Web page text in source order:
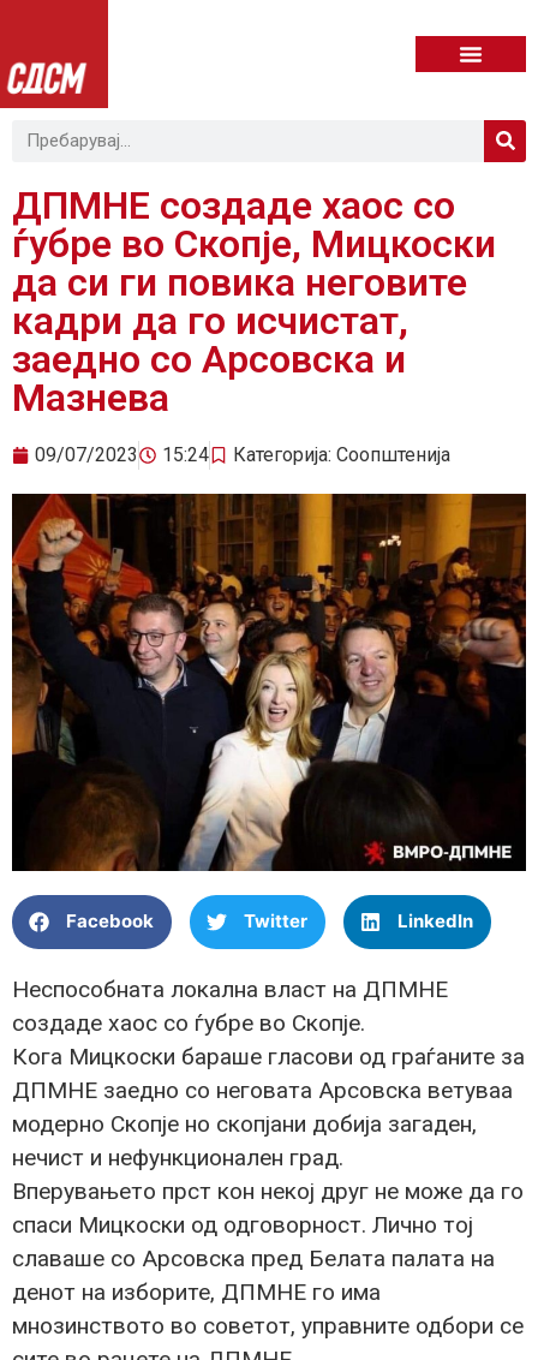
ДПМНЕ создаде хаос со
ѓубре во Скопје, Мицкоски
да си ги повика неговите
кадри да го исчистат,
заедно со Арсовска и
Мазнева
09/07/2023 15:24 Категорија: Соопштенија
Facebook Twitter LinkedIn
Неспособната локална власт на ДПМНЕ
создаде хаос со ѓубре во Скопје.
Кога Мицкоски бараше гласови од граѓаните за
ДПМНЕ заедно со неговата Арсовска ветуваа
модерно Скопје но скопјани добија загаден,
нечист и нефункционален град.
Вперувањето прст кон некој друг не може да го
спаси Мицкоски од одговорност. Лично тој
славаше со Арсовска пред Белата палата на
денот на изборите, ДПМНЕ го има
мнозинството во советот, управните одбори се